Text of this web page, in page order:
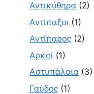
Αντικύθηρα (2)
Αντίπαξοι (1)
Αντίπαρος (2)
Αρκοί (1)
Αστυπάλαια (3)
Γαύδος (1)